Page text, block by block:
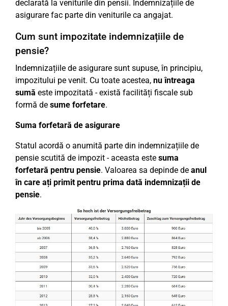
declarată la veniturile din pensii. Indemnizațiile de
asigurare fac parte din veniturile ca angajat.
Cum sunt impozitate indemnizațiile de
pensie?
Indemnizațiile de asigurare sunt supuse, în principiu,
impozitului pe venit. Cu toate acestea, nu întreaga
sumă este impozitată - există facilități fiscale sub
formă de sume forfetare.
Suma forfetară de asigurare
Statul acordă o anumită parte din indemnizațiile de
pensie scutită de impozit - aceasta este suma
forfetară pentru pensie. Valoarea sa depinde de anul
în care ați primit pentru prima dată indemnizații de
pensie.